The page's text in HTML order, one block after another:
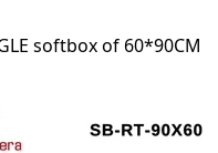
softbox of 60*90CM